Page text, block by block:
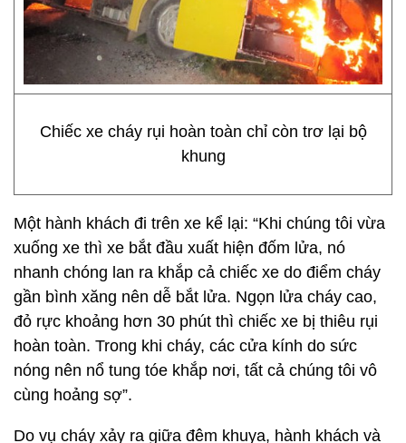
Chiếc xe cháy rụi hoàn toàn chỉ còn trơ lại bộ
khung
Một hành khách đi trên xe kể lại: “Khi chúng tôi vừa
xuống xe thì xe bắt đầu xuất hiện đốm lửa, nó
nhanh chóng lan ra khắp cả chiếc xe do điểm cháy
gần bình xăng nên dễ bắt lửa. Ngọn lửa cháy cao,
đỏ rực khoảng hơn 30 phút thì chiếc xe bị thiêu rụi
hoàn toàn. Trong khi cháy, các cửa kính do sức
nóng nên nổ tung tóe khắp nơi, tất cả chúng tôi vô
cùng hoảng sợ”.
Do vụ cháy xảy ra giữa đêm khuya, hành khách và